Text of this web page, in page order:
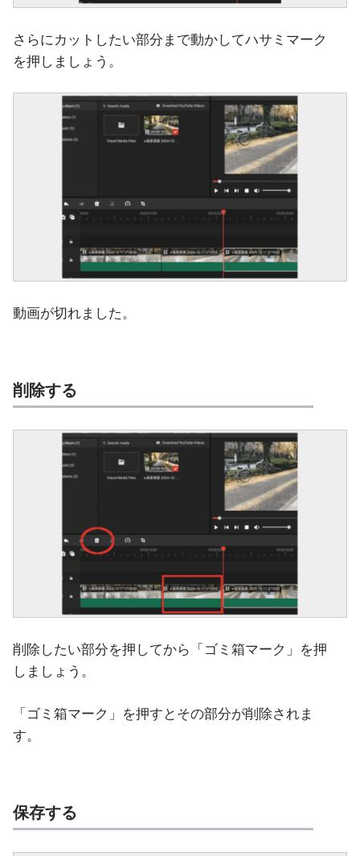
さらにカットしたい部分まで動かしてハサミマーク
を押しましょう。
動画が切れました。
削除する
削除したい部分を押してから「ゴミ箱マーク」を押
しましょう。
「ゴミ箱マーク」を押すとその部分が削除されま
す。
保存する